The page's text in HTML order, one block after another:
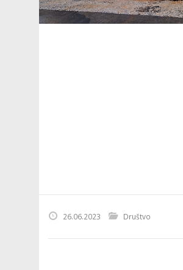
26.06.2023 Društvo